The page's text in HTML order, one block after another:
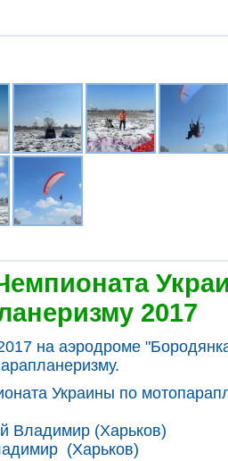
2017
на аэродроме
Украины по
Владимир (Харьков)
(Харьков)